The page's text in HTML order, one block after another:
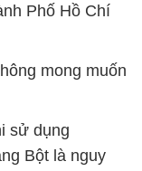
Phố Hồ Chí
mong muốn
sử dụng
Bột là nguy